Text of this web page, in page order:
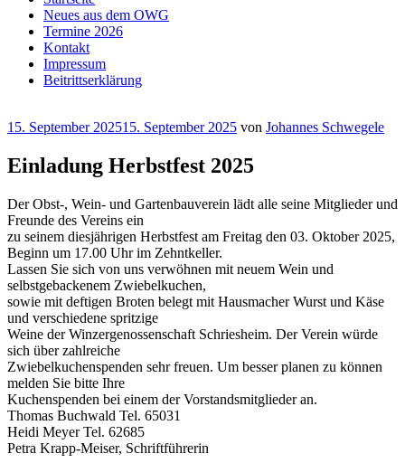
Neues aus dem OWG
Termine 2026
Kontakt
Impressum
Beitrittserklärung
Veröffentlicht
15. September 202515. September 2025 von Johannes Schwegele
Einladung Herbstfest 2025
Der Obst-, Wein- und Gartenbauverein lädt alle seine Mitglieder und
Freunde des Vereins ein
zu seinem diesjährigen Herbstfest am Freitag den 03. Oktober 2025,
Beginn um 17.00 Uhr im Zehntkeller.
Lassen Sie sich von uns verwöhnen mit neuem Wein und
selbstgebackenem Zwiebelkuchen,
sowie mit deftigen Broten belegt mit Hausmacher Wurst und Käse
und verschiedene spritzige
Weine der Winzergenossenschaft Schriesheim. Der Verein würde
sich über zahlreiche
Zwiebelkuchenspenden sehr freuen. Um besser planen zu können
melden Sie bitte Ihre
Kuchenspenden bei einem der Vorstandsmitglieder an.
Thomas Buchwald Tel. 65031
Heidi Meyer Tel. 62685
Petra Krapp-Meiser, Schriftführerin